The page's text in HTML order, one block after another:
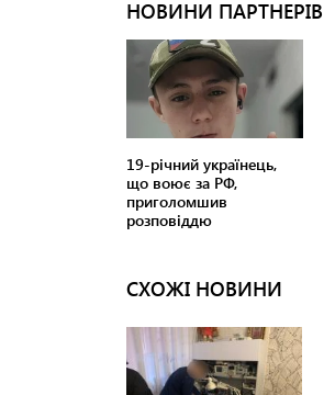
СХОЖІ НОВИНИ